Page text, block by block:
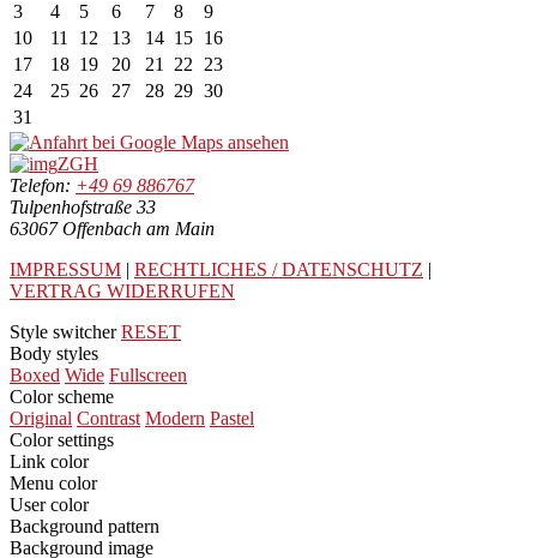
3
4 5 6 7 8
9
10
11 12 13 14 15 16
17
18 19 20 21 22
23
24
25 26 27 28 29 30
31
ZGH
Telefon: +49 69 886767
Tulpenhofstraße 33
63067 Offenbach am Main
IMPRESSUM | RECHTLICHES / DATENSCHUTZ |
VERTRAG WIDERRUFEN
Style switcher RESET
Body styles
Boxed Wide Fullscreen
Color scheme
Original Contrast Modern Pastel
Color settings
Link color
Menu color
User color
Background pattern
Background image